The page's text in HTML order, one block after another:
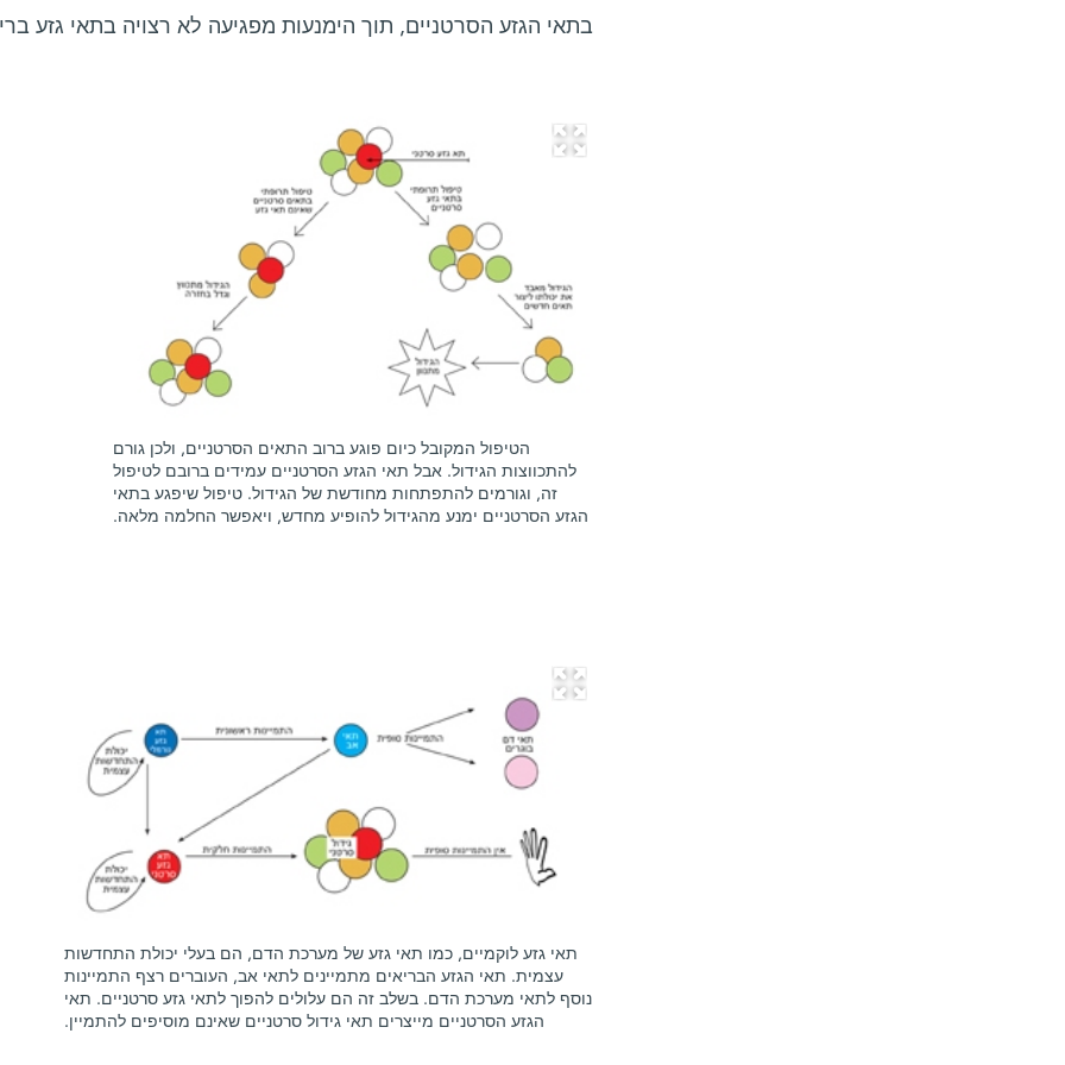
בתאי הגזע הסרטניים, תוך הימנעות מפגיעה לא רצויה בתאי גזע
הטיפול המקובל כיום פוגע ברוב התאים הסרטניים, ולכן גורם
להתכווצות הגידול. אבל תאי הגזע הסרטניים עמידים ברובם לטיפול
זה, וגורמים להתפתחות מחודשת של הגידול. טיפול שיפגע בתאי
הגזע הסרטניים ימנע מהגידול להופיע מחדש, ויאפשר החלמה מלאה.
תאי גזע לוקמיים, כמו תאי גזע של מערכת הדם, הם בעלי יכולת התחדשות
עצמית. תאי הגזע הבריאים מתמיינים לתאי אב, העוברים רצף התמיינות
נוסף לתאי מערכת הדם. בשלב זה הם עלולים להפוך לתאי גזע סרטניים. תאי
הגזע הסרטניים מייצרים תאי גידול סרטניים שאינם מוסיפים להתמיין.